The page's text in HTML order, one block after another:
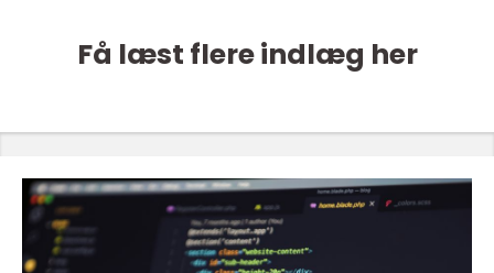
Få læst flere indlæg her